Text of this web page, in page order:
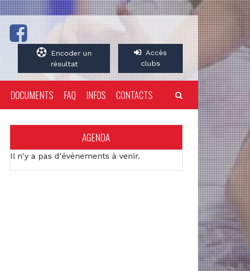
Encoder un
résultat
Accès
clubs
DOCUMENTS FAQ INFOS CONTACTS
AGENDA
Il n'y a pas d'événements à venir.